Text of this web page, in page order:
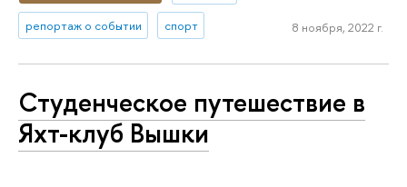
репортаж о событии спорт 8 ноября, 2022 г.
Студенческое путешествие в
Яхт-клуб Вышки